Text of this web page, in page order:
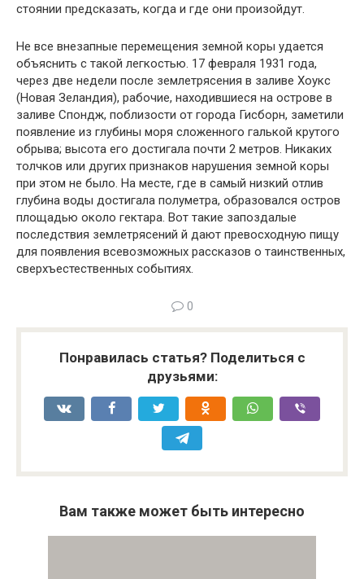
стоянии предсказать, когда и где они произойдут.
Не все внезапные перемещения земной коры удается
объяснить с такой легкостью. 17 февраля 1931 года,
через две недели после землетрясения в заливе Хоукс
(Новая Зеландия), рабочие, находившиеся на острове в
заливе Спондж, поблизости от города Гисборн, заметили
появ­ление из глубины моря сложенного галькой крутого
об­рыва; высота его достигала почти 2 метров. Никаких
толч­ков или других признаков нарушения земной коры
при этом не было. На месте, где в самый низкий отлив
глуби­на воды достигала полуметра, образовался остров
пло­щадью около гектара. Вот такие запоздалые
последствия землетрясений й дают превосходную пищу
для появления всевозможных рассказов о таинственных,
сверхъестест­венных событиях.
0
Понравилась статья? Поделиться с
друзьями:
Вам также может быть интересно